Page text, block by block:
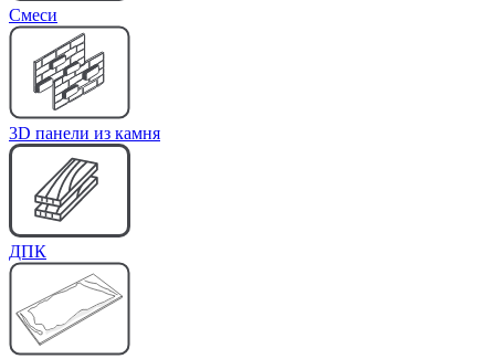
Cмеси
3D панели из камня
ДПК